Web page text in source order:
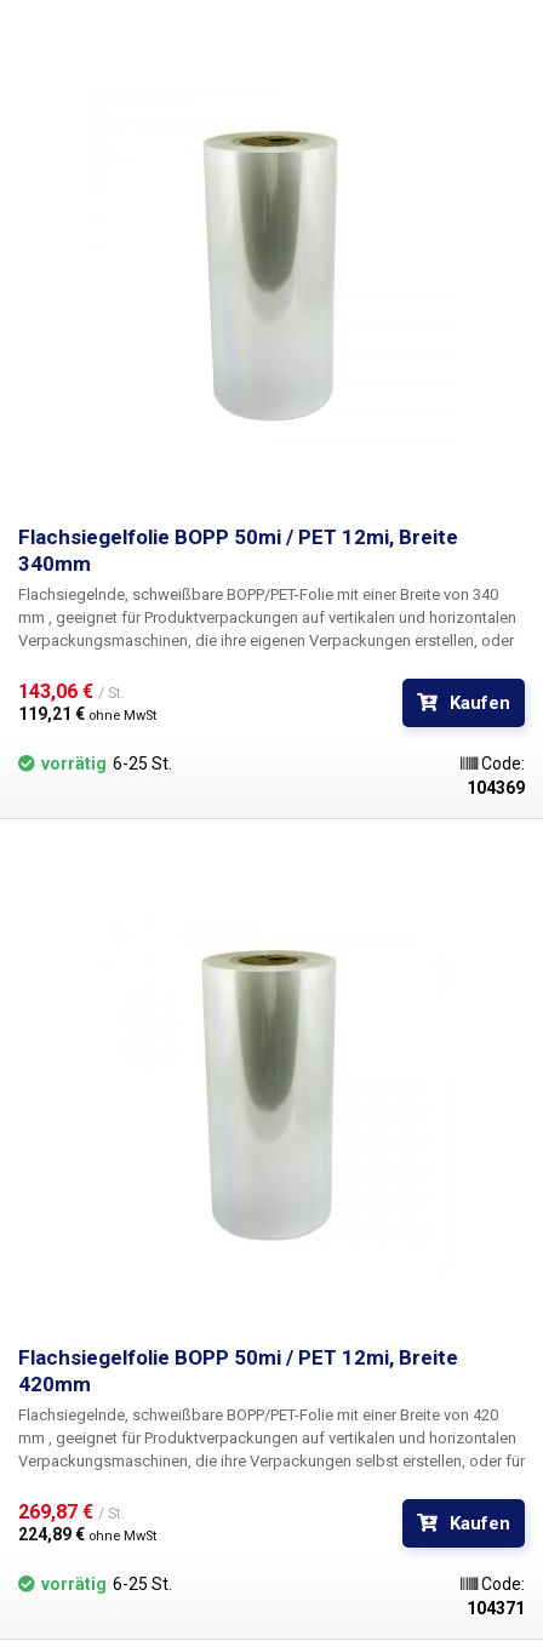
Flachsiegelfolie BOPP 50mi / PET 12mi, Breite
340mm
Flachsiegelnde, schweißbare BOPP/PET-Folie mit einer Breite von 340
mm , geeignet für Produktverpackungen auf vertikalen und horizontalen
Verpackungsmaschinen, die ihre eigenen Verpackungen erstellen, oder
Siegelpackern. Die schweißbare Folie eignet sich für die Verpackung
von Backwaren, Lebensmitteln (Nudeln, Kekse, Müsli, Süßwaren, Chips,
Nüsse, Trockenfrüchte, Tiefkühlprodukte, Baguettes), Schüttgut (Tee,
Mehl, Kaffee, Nahrungsergänzungsmittel). Folien werden auch häufig für
die Verpackung von z. B. Papierprodukten oder Drogeriewaren
härter und erfordert höhere Schweißtemperaturen. Normalerweise 165 -
143,06 € / St.
119,21 € ohne MwSt
Kaufen
vorrätig 6-25 St.
Code:
104369
Flachsiegelfolie BOPP 50mi / PET 12mi, Breite
420mm
Flachsiegelnde, schweißbare BOPP/PET-Folie mit einer Breite von 420
mm , geeignet für Produktverpackungen auf vertikalen und horizontalen
Verpackungsmaschinen, die ihre Verpackungen selbst erstellen, oder für
Lebensmitteln mit Hilfe von Siegelpackern. Die schweißbare Folie eignet
sich für die Verpackung von Backwaren, Lebensmitteln (Nudeln, Kekse,
Müsli, Süßwaren, Chips, Nüsse, Trockenfrüchte, Tiefkühlprodukte,
Baguettes), Schüttgut (Tee, Mehl, Kaffee, Nahrungsergänzungsmittel).
Folien werden auch häufig für die Verpackung von z. B. Papierprodukten
269,87 € / St.
224,89 € ohne MwSt
Kaufen
vorrätig 6-25 St.
Code:
104371